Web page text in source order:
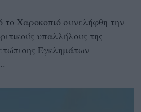
το Χαροκοπιό συνελήφθη την
υπαλλήλους της
Εγκλημάτων